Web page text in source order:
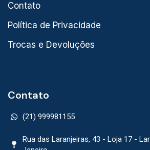
Contato
Política de Privacidade
Trocas e Devoluções
Contato
(21) 999981155
Rua das Laranjeiras, 43 - Loja 17 -